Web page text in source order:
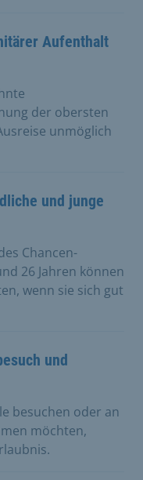
Aufenthalt
der obersten
unmöglich
und junge
Chancen-
26 Jahren können
wenn sie sich gut
und
besuchen oder an
möchten,